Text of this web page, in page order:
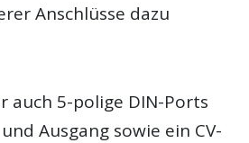
Anschlüsse dazu
auch 5-polige DIN-Ports
Ausgang sowie ein CV-